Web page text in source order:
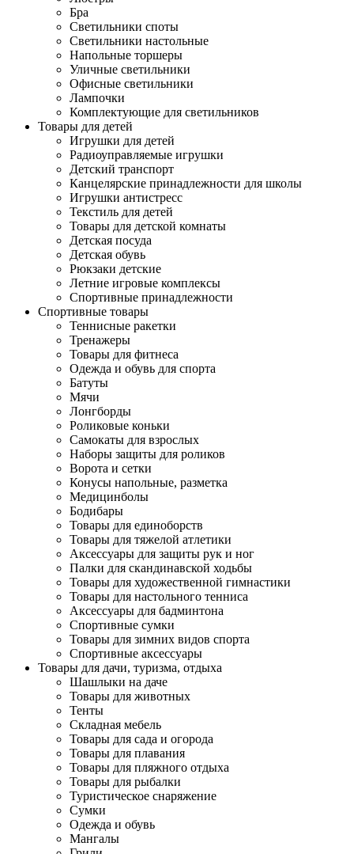
Бра
Светильники споты
Светильники настольные
Напольные торшеры
Уличные светильники
Офисные светильники
Лампочки
Комплектующие для светильников
Товары для детей
Игрушки для детей
Радиоуправляемые игрушки
Детский транспорт
Канцелярские принадлежности для школы
Игрушки антистресс
Текстиль для детей
Товары для детской комнаты
Детская посуда
Детская обувь
Рюкзаки детские
Летние игровые комплексы
Спортивные принадлежности
Спортивные товары
Теннисные ракетки
Тренажеры
Товары для фитнеса
Одежда и обувь для спорта
Батуты
Мячи
Лонгборды
Роликовые коньки
Самокаты для взрослых
Наборы защиты для роликов
Ворота и сетки
Конусы напольные, разметка
Медицинболы
Бодибары
Товары для единоборств
Товары для тяжелой атлетики
Аксессуары для защиты рук и ног
Палки для скандинавской ходьбы
Товары для художественной гимнастики
Товары для настольного тенниса
Аксессуары для бадминтона
Спортивные сумки
Товары для зимних видов спорта
Спортивные аксессуары
Товары для дачи, туризма, отдыха
Шашлыки на даче
Товары для животных
Тенты
Складная мебель
Товары для сада и огорода
Товары для плавания
Товары для пляжного отдыха
Товары для рыбалки
Туристическое снаряжение
Сумки
Одежда и обувь
Мангалы